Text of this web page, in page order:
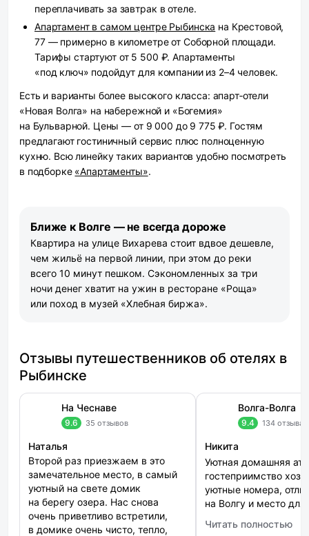
переплачивать за завтрак в отеле.
Апартамент в самом центре Рыбинска на Крестовой,
77 — примерно в километре от Соборной площади.
Тарифы стартуют от 5 500 ₽. Апартаменты
«под ключ» подойдут для компании из 2–4 человек.
Есть и варианты более высокого класса: апарт‑отели
«Новая Волга» на набережной и «Богемия»
на Бульварной. Цены — от 9 000 до 9 775 ₽. Гостям
предлагают гостиничный сервис плюс полноценную
кухню. Всю линейку таких вариантов удобно посмотреть
в подборке «Апартаменты».
Ближе к Волге — не всегда дороже
Квартира на улице Вихарева стоит вдвое дешевле,
чем жильё на первой линии, при этом до реки
всего 10 минут пешком. Сэкономленных за три
ночи денег хватит на ужин в ресторане «Роща»
или поход в музей «Хлебная биржа».
Отзывы путешественников об отелях в
Рыбинске
На Чеснаве
9.6 35 отзывов
Наталья
Второй раз приезжаем в это
замечательное место, в самый
уютный на свете домик
на берегу озера. Нас снова
очень приветливо встретили,
в домике очень чисто, тепло,
Волга-Волга
9.4 134 отзыва
Никита
Уютная домашняя
гостеприимство
уютные номера,
на Волгу и место для
Читать полностью
: Волга-Волга